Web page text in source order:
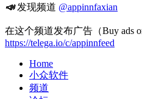
📣发现频道 @appinnfaxian
在这个频道发布广告（Buy ads
https://telega.io/c/appinnfeed
Home
小众软件
频道